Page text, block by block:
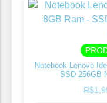
Notebook Lenovo
SSD 256GB
R$